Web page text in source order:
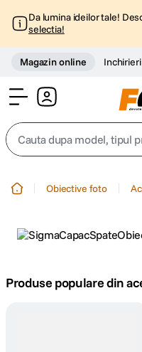
Da lumina ideilor tale!
selectia!
Magazin online Inchirieri
Cauta dupa model, tipul
3. trepied telefon
Obiective foto
Produse populare din